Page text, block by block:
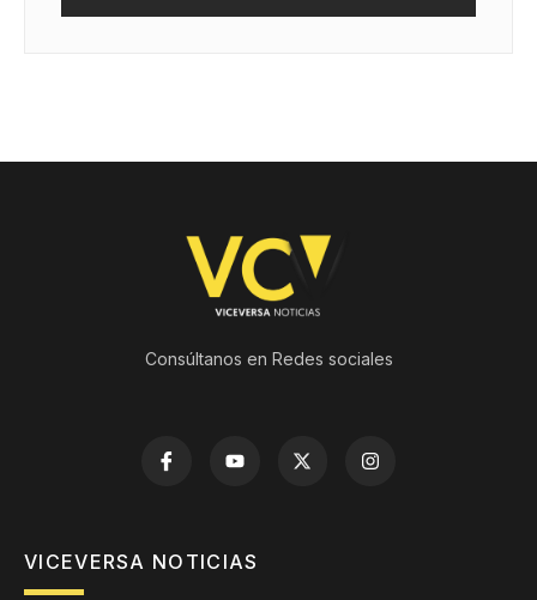
Consúltanos en Redes sociales
VICEVERSA NOTICIAS